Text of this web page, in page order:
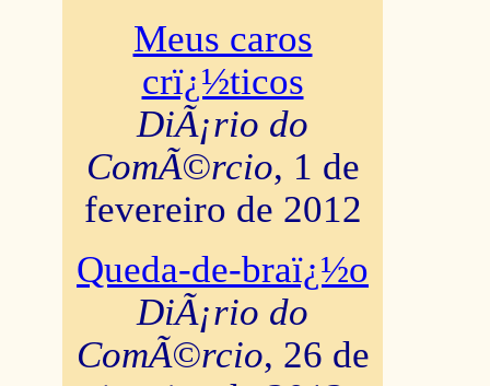
Meus caros
crï¿½ticos
DiÃ¡rio do
ComÃ©rcio, 1 de
fevereiro de 2012
Queda-de-braï¿½o
DiÃ¡rio do
ComÃ©rcio, 26 de